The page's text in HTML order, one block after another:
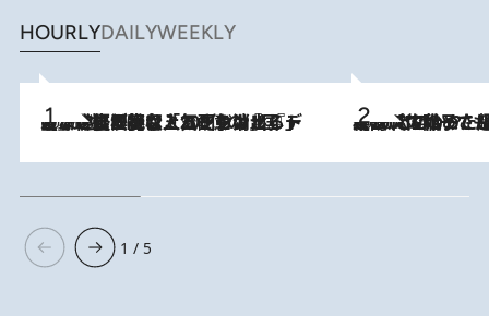
HOURLYDAILYWEEKLY
2026.8.5
【なぜ吉沢亮は「気配を消せる」のか？】興行収入208億の『国宝』を経て挑むミュージカル『ディア・エヴァン・ハンセン』。トップ俳優が舞台上でさらけ出した“孤独”とは 2026.8.5
【阿川佐和子さんの年とる力】なぜ70代で始めた趣味は“こんなに楽しい”のか？ ピアノ、俳句…スランプに陥っても続けられる“ある秘訣”とは
1 / 5